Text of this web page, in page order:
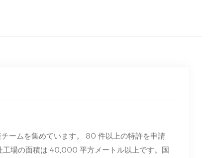
ームを集めています。 80 件以上の特許を申請
場の面積は 40,000 平方メートル以上です。国